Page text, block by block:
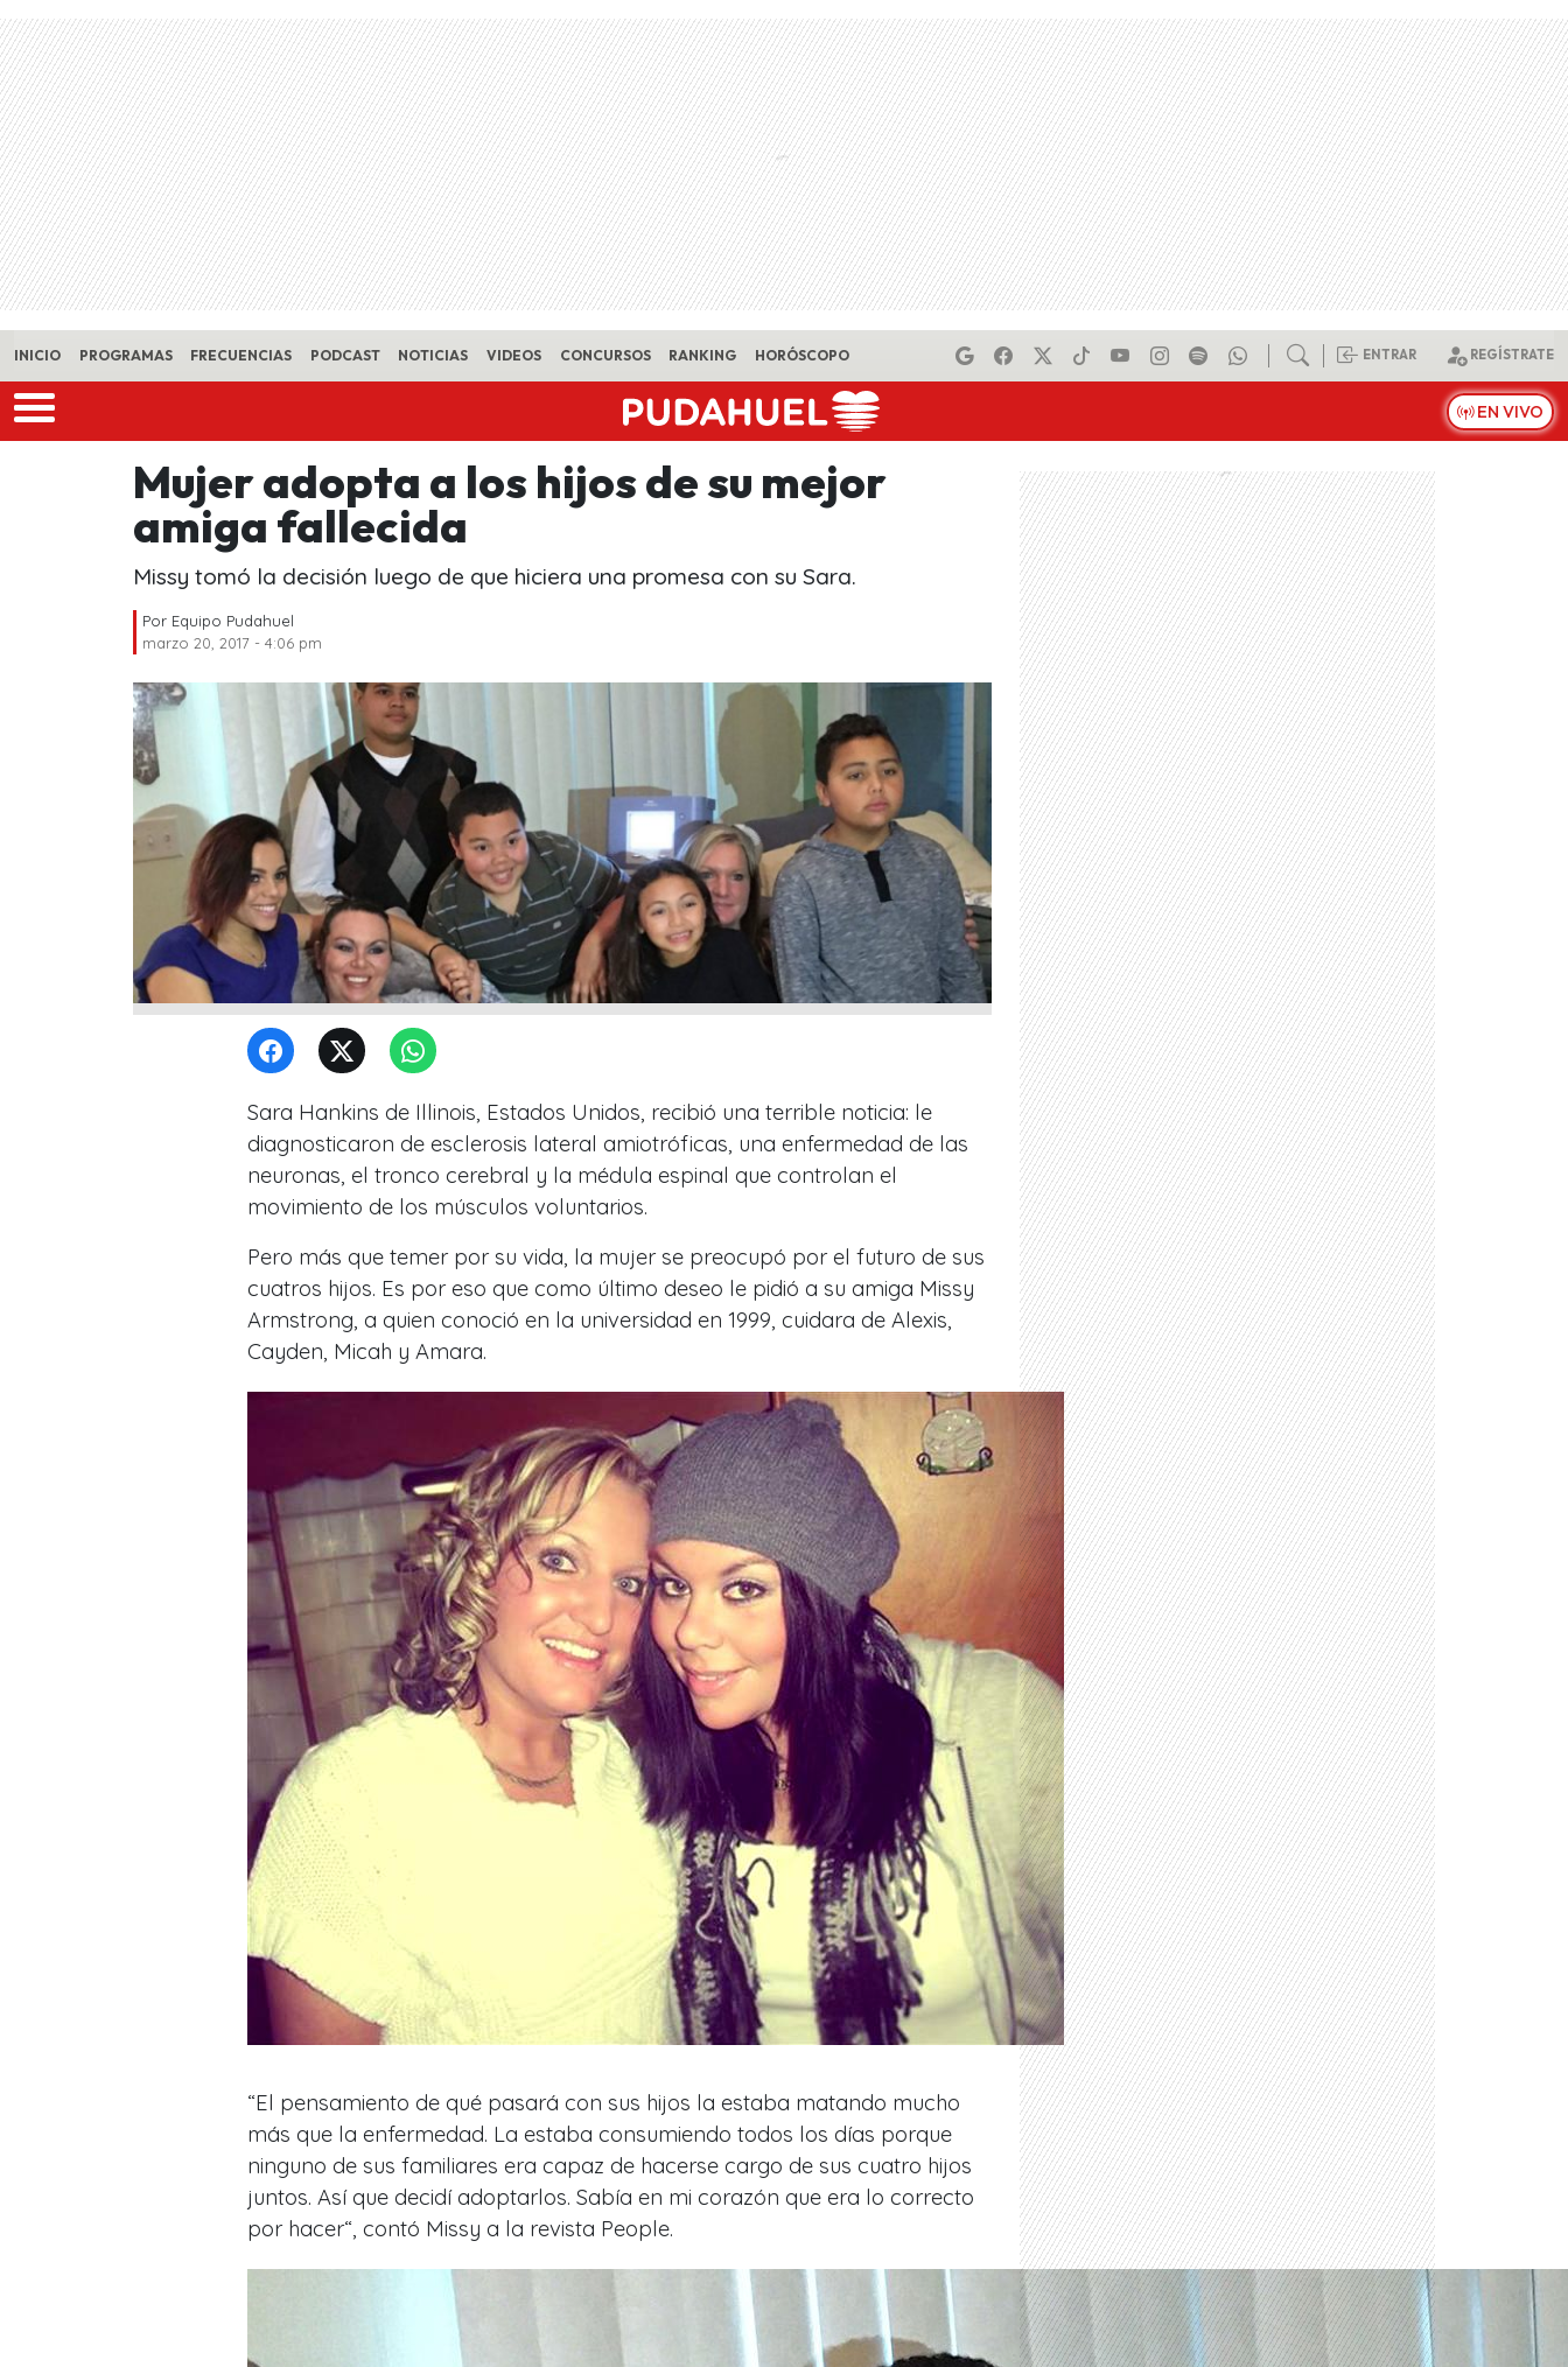
Skip to main content
INICIO PROGRAMAS FRECUENCIAS PODCAST NOTICIAS VIDEOS CONCURSOS RANKING HORÓSCOPO ENTRAR REGÍSTRATE
EN VIVO
Mujer adopta a los hijos de su mejor
amiga fallecida
Missy tomó la decisión luego de que hiciera una promesa con su Sara.
Por Equipo Pudahuel
marzo 20, 2017 - 4:06 pm
Sara Hankins de Illinois, Estados Unidos, recibió una terrible noticia: le
diagnosticaron de esclerosis lateral amiotróficas, una enfermedad de las
neuronas, el tronco cerebral y la médula espinal que controlan el
movimiento de los músculos voluntarios.
Pero más que temer por su vida, la mujer se preocupó por el futuro de sus
cuatros hijos. Es por eso que como último deseo le pidió a su amiga Missy
Armstrong, a quien conoció en la universidad en 1999, cuidara de Alexis,
Cayden, Micah y Amara.
“El pensamiento de qué pasará con sus hijos la estaba matando mucho
más que la enfermedad. La estaba consumiendo todos los días porque
ninguno de sus familiares era capaz de hacerse cargo de sus cuatro hijos
juntos. Así que decidí adoptarlos. Sabía en mi corazón que era lo correcto
por hacer“, contó Missy a la revista People.